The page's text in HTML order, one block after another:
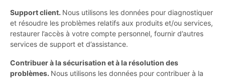
Support client. Nous utilisons les données pour diagnostiquer
et résoudre les problèmes relatifs aux produits et/ou services,
restaurer l’accès à votre compte personnel, fournir d’autres
services de support et d’assistance.
Contribuer à la sécurisation et à la résolution des
problèmes. Nous utilisons les données pour contribuer à la